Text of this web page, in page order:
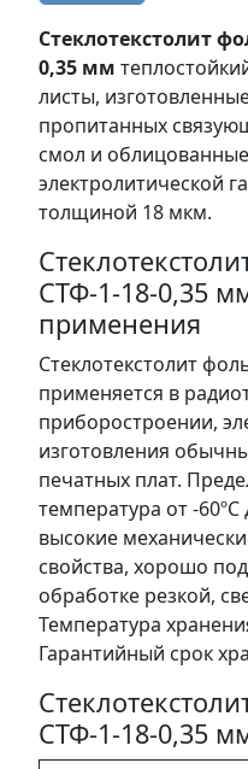
Стеклотекстолит
0,35 мм
листы,
пропитанных
смол и
электролитической
толщиной 18 мкм.
СТФ-1-18-0,35
применения
Стеклотекстолит
применяется в
приборостроении,
изготовления
печатных плат.
температура от -
высокие
свойства, хорошо
обработке резкой,
Температура
Гарантийный срок
СТФ-1-18-0,35